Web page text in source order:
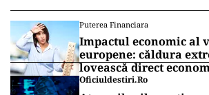
Puterea Financiara
Impactul economic al
europene: căldura
lovească direct
Oficiuldestiri.ro